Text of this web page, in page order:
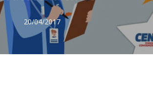
20/04/2017